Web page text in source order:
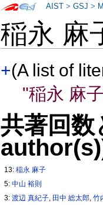
稲永 麻
+(A list of
"稲永 麻
共著回
13:稲永 麻子
5:中山 裕則
3:渡辺 真紀子, 田中 総太郎,竹
AIST >GSJ >